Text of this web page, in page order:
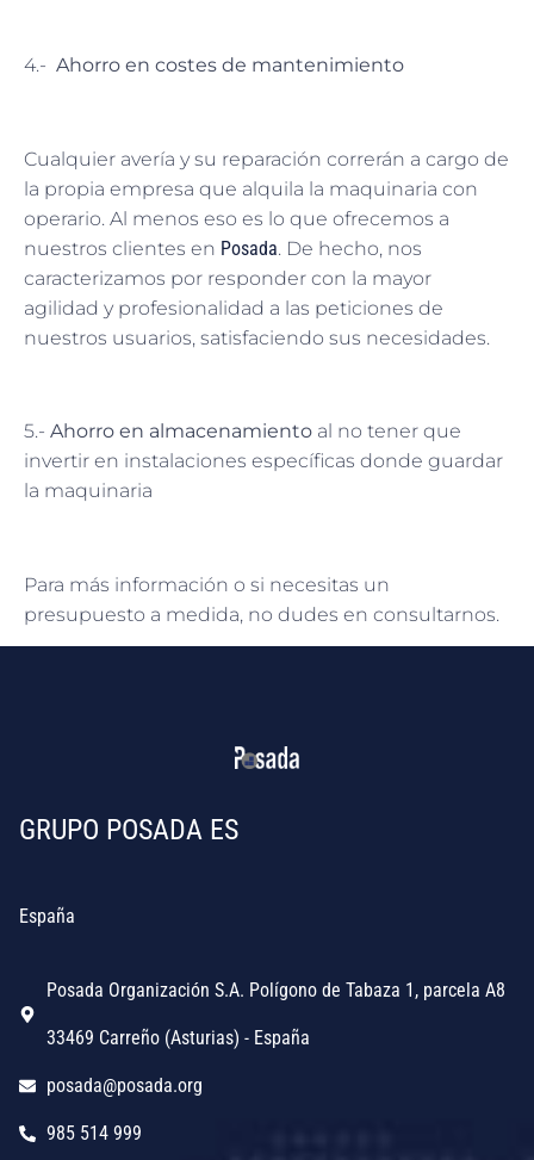
4.- Ahorro en costes de mantenimiento
Cualquier avería y su reparación correrán a cargo de
la propia empresa que alquila la maquinaria con
operario. Al menos eso es lo que ofrecemos a
nuestros clientes en Posada. De hecho, nos
caracterizamos por responder con la mayor
agilidad y profesionalidad a las peticiones de
nuestros usuarios, satisfaciendo sus necesidades.
5.- Ahorro en almacenamiento al no tener que
invertir en instalaciones específicas donde guardar
la maquinaria
Para más información o si necesitas un
presupuesto a medida, no dudes en consultarnos.
GRUPO POSADA ES
España
Posada Organización S.A. Polígono de Tabaza 1, parcela A8
33469 Carreño (Asturias) - España
posada@posada.org
985 514 999